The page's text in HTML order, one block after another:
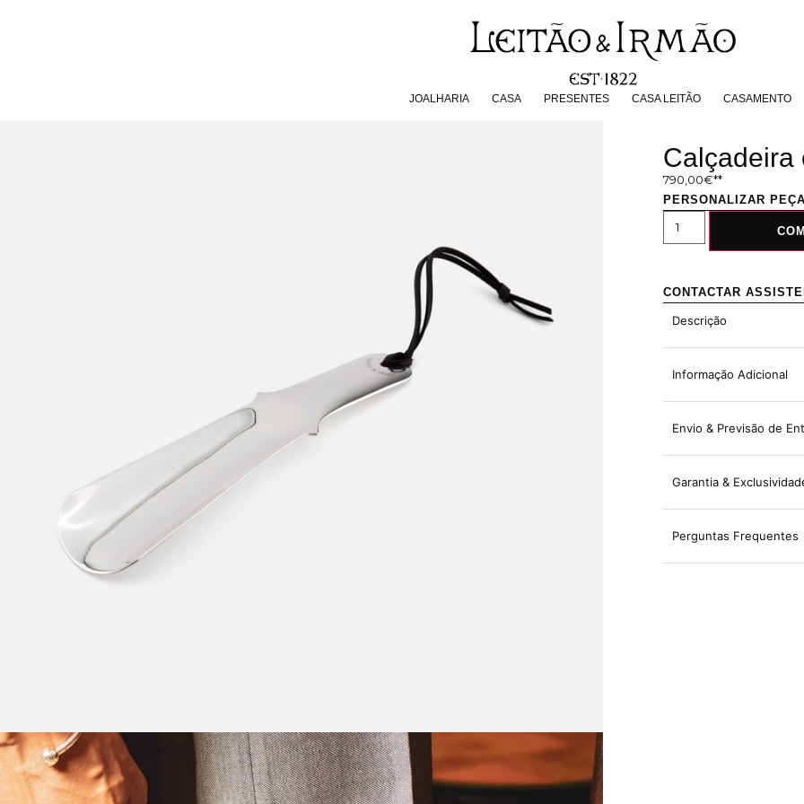
JOALHARIA CASA PRESENTES CASA LEITÃO CASAMENTO
PRESENTES CASA LEITÃO
Calçadeira
790,00€
PERSONALIZAR PEÇA
CONTACTAR
Descrição
Informação Adicional
Envio & Previsão de
Garantia &
Perguntas Frequentes